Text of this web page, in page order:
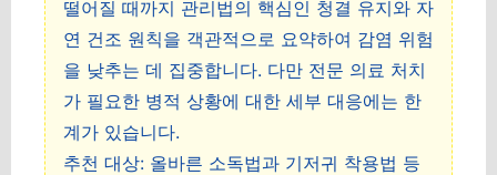
떨어질 때까지 관리법의 핵심인 청결 유지와 자
연 건조 원칙을 객관적으로 요약하여 감염 위험
을 낮추는 데 집중합니다. 다만 전문 의료 처치
가 필요한 병적 상황에 대한 세부 대응에는 한
계가 있습니다.
추천 대상: 올바른 소독법과 기저귀 착용법 등